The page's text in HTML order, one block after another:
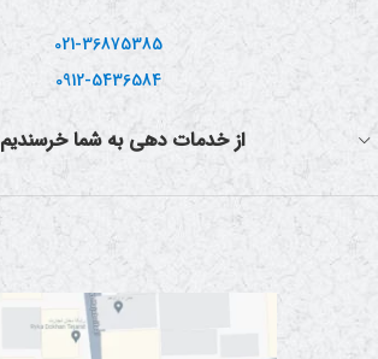
021-36875385
0912-5436584
از خدمات دهی به شما خرسندیم